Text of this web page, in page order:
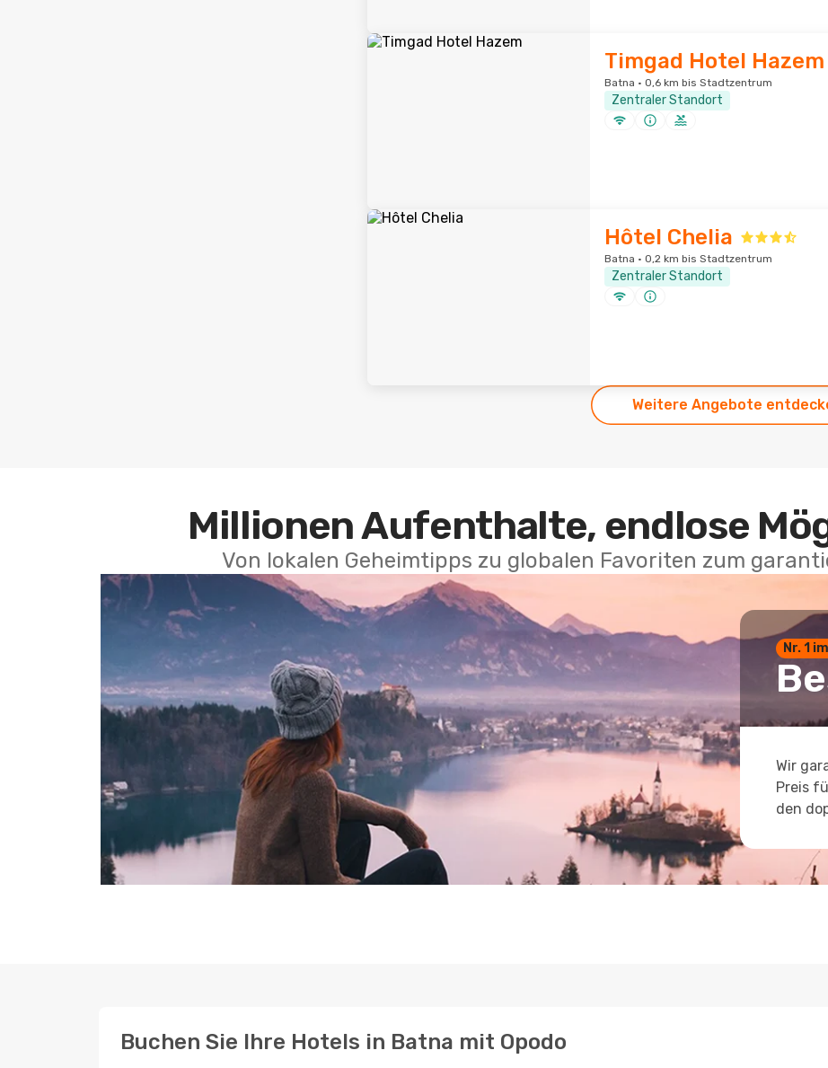
Timgad Hotel Hazem
Batna · 0,6 km bis Stadtzentrum
Zentraler Standort
Hôtel Chelia
Batna · 0,2 km bis Stadtzentrum
Zentraler Standort
Weitere Angebote
Millionen Aufenthalte, endlose
Von lokalen Geheimtipps zu globalen Favoriten zum
Nr. 1
Wir
Preis
den
Buchen Sie Ihre Hotels in Batna mit Opodo